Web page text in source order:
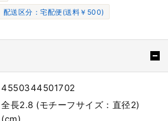
配送区分：宅配便(送料￥500)
4550344501702
全長2.8 (モチーフサイズ：直径2)
(cm)